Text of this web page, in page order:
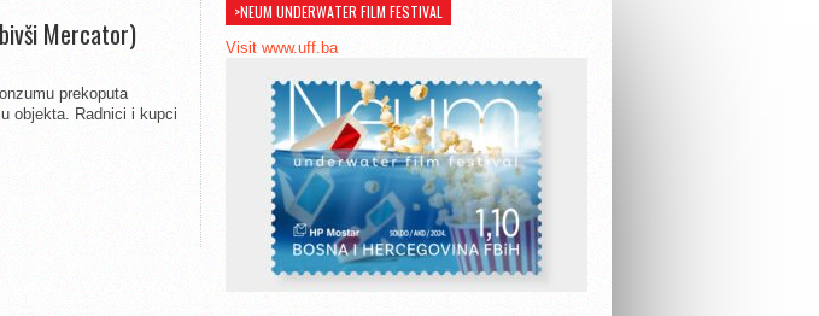
Mercator)
prekoputa
objekta. Radnici i kupci
>NEUM UNDERWATER FILM FESTIVAL
Visit www.uff.ba